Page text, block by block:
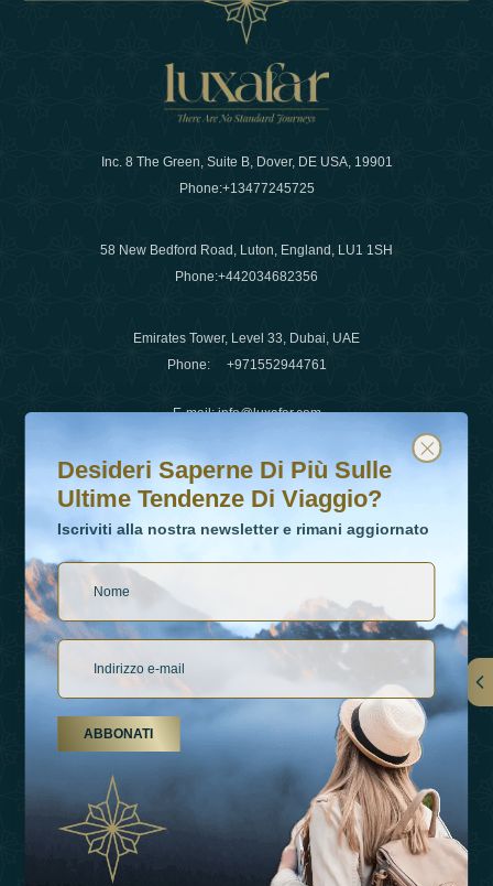
Inc. 8 The Green, Suite B, Dover, DE USA, 19901
Phone:+13477245725
58 New Bedford Road, Luton, England, LU1 1SH
Phone:+442034682356
Emirates Tower, Level 33, Dubai, UAE
Phone: +971552944761
E-mail:info@luxafar.com
WhatsApp No
+442034682356
Collegamenti
Esperienza
Desideri saperne di più sulle ultime tendenze di viaggio?
Iscriviti alla nostra newsletter e rimani aggiornato
Desideri Saperne Di Più Sulle
Ultime Tendenze Di Viaggio?
Iscriviti alla nostra newsletter e rimani aggiornato
ABBONATI